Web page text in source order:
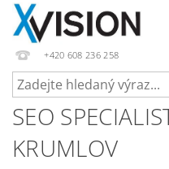
+420 608 236 258
SEO
KRUMLOV